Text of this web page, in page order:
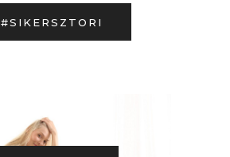
#SIKERSZTORI